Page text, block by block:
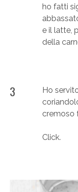
ho fatti
e il latte,
della
3
Ho
cremoso
Click.